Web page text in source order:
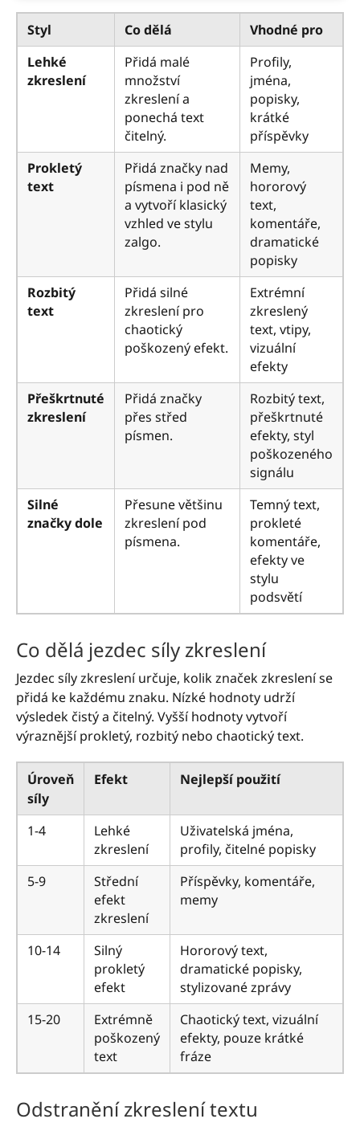
Styl Co dělá
Vhodné pro
Lehké
zkreslení
Přidá malé
množství
zkreslení a
ponechá text
čitelný.
Profily,
jména,
popisky,
krátké
příspěvky
Prokletý
text
Přidá značky nad
písmena i pod ně
a vytvoří klasický
vzhled ve stylu
zalgo.
Memy,
hororový
text,
komentáře,
dramatické
popisky
Rozbitý
text
Přidá silné
zkreslení pro
chaotický
poškozený efekt.
Extrémní
zkreslený
text, vtipy,
vizuální
efekty
Přeškrtnuté
zkreslení
Přidá značky
přes střed
písmen.
Rozbitý text,
přeškrtnuté
efekty, styl
poškozeného
signálu
Silné
značky dole
Přesune většinu
zkreslení pod
písmena.
Temný text,
prokleté
komentáře,
efekty ve
stylu
podsvětí
Co dělá jezdec síly zkreslení
Jezdec síly zkreslení určuje, kolik značek zkreslení se
přidá ke každému znaku. Nízké hodnoty udrží
výsledek čistý a čitelný. Vyšší hodnoty vytvoří
výraznější prokletý, rozbitý nebo chaotický text.
Úroveň
síly
Efekt Nejlepší použití
1-4
Lehké
zkreslení
Uživatelská jména,
profily, čitelné popisky
5-9
Střední
efekt
zkreslení
Příspěvky, komentáře,
memy
10-14
Silný
prokletý
efekt
Hororový text,
dramatické popisky,
stylizované zprávy
15-20
Extrémně
poškozený
text
Chaotický text, vizuální
efekty, pouze krátké
fráze
Odstranění zkreslení textu